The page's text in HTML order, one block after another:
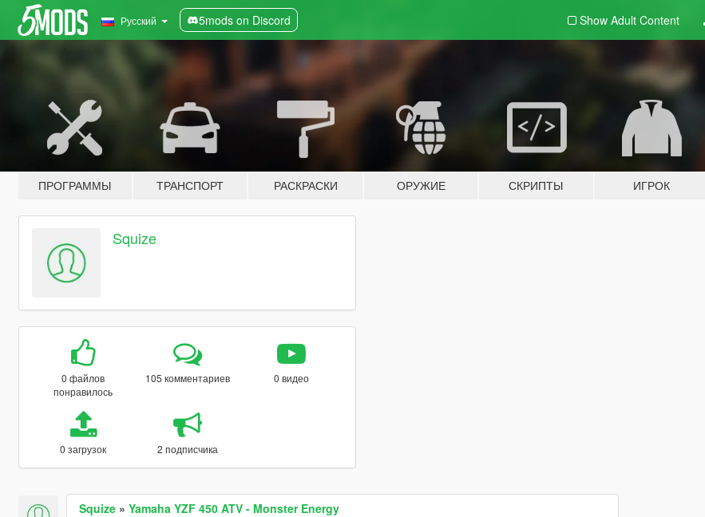
Русский 5mods on Discord Show Adult Content
ПРОГРАММЫ ТРАНСПОРТ РАСКРАСКИ ОРУЖИЕ СКРИПТЫ ИГРОК
Squize
0 файлов
понравилось
105 комментариев 0 видео
0 загрузок 2 подписчика
Squize» Yamaha YZF 450 ATV - Monster Energy